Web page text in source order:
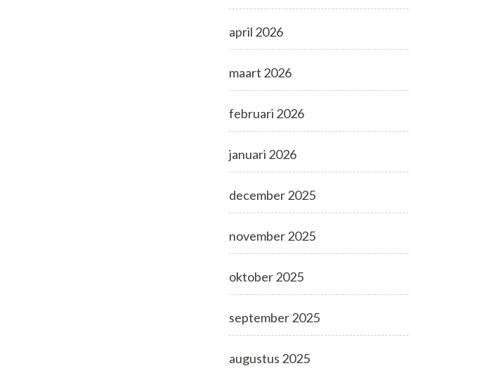
april 2026
maart 2026
februari 2026
januari 2026
december 2025
november 2025
oktober 2025
september 2025
augustus 2025